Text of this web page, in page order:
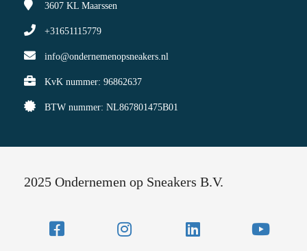
3607 KL Maarssen
+31651115779
info@ondernemenopsneakers.nl
KvK nummer: 96862637
BTW nummer: NL867801475B01
2025 Ondernemen op Sneakers B.V.